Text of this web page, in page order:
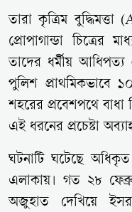
তারা কৃত্রিম বুদ্ধিমত্তা
প্রোপাগান্ডা চিত্রের
তাদের ধর্মীয় আধিপত্য
পুলিশ প্রাথমিকভাবে
শহরের প্রবেশপথে বাধা
এই ধরনের প্রচেষ্টা
ঘটনাটি ঘটেছে
এলাকায়। গত ২৮
অজুহাত দেখিয়ে